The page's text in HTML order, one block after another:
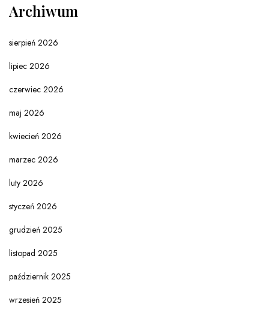
Archiwum
sierpień 2026
lipiec 2026
czerwiec 2026
maj 2026
kwiecień 2026
marzec 2026
luty 2026
styczeń 2026
grudzień 2025
listopad 2025
październik 2025
wrzesień 2025